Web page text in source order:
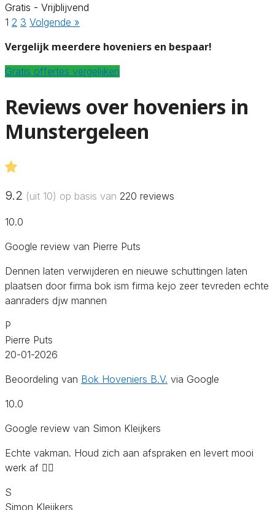
Gratis - Vrijblijvend
1 2 3 Volgende »
Vergelijk meerdere hoveniers en bespaar!
Gratis offertes vergelijken
Reviews over hoveniers in
Munstergeleen
9.2 (uit 10) op basis van 220 reviews
10.0
Google review van Pierre Puts
Dennen laten verwijderen en nieuwe schuttingen laten
plaatsen door firma bok ism firma kejo zeer tevreden echte
aanraders djw mannen
P
Pierre Puts
20-01-2026
Beoordeling van Bok Hoveniers B.V. via Google
10.0
Google review van Simon Kleijkers
Echte vakman. Houd zich aan afspraken en levert mooi
werk af 👍🏻
S
Simon Kleijkers